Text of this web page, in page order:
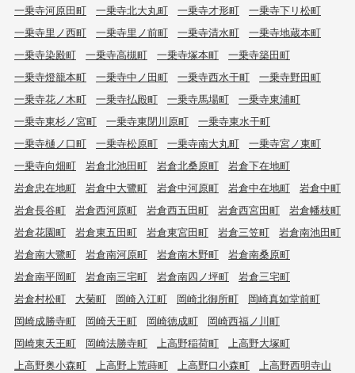
一乗寺河原田町 一乗寺北大丸町 一乗寺才形町
一乗寺下リ松町
一乗寺里ノ西町
一乗寺里ノ前町 一乗寺清水町
一乗寺地蔵本町
一乗寺染殿町
一乗寺高槻町 一乗寺塚本町
一乗寺築田町
一乗寺燈籠本町
一乗寺中ノ田町 一乗寺西水干町
一乗寺野田町
一乗寺花ノ木町
一乗寺払殿町 一乗寺馬場町
一乗寺東浦町
一乗寺東杉ノ宮町
一乗寺東閉川原町
一乗寺東水干町
一乗寺樋ノ口町
一乗寺松原町 一乗寺南大丸町
一乗寺宮ノ東町
一乗寺向畑町
岩倉北池田町 岩倉北桑原町
岩倉下在地町
岩倉忠在地町
岩倉中大鷺町 岩倉中河原町 岩倉中在地町
岩倉中町
岩倉長谷町
岩倉西河原町 岩倉西五田町 岩倉西宮田町
岩倉幡枝町
岩倉花園町
岩倉東五田町 岩倉東宮田町 岩倉三笠町
岩倉南池田町
岩倉南大鷺町
岩倉南河原町 岩倉南木野町
岩倉南桑原町
岩倉南平岡町
岩倉南三宅町 岩倉南四ノ坪町
岩倉三宅町
岩倉村松町
大菊町 岡崎入江町 岡崎北御所町
岡崎真如堂前町
岡崎成勝寺町
岡崎天王町 岡崎徳成町
岡崎西福ノ川町
岡崎東天王町
岡崎法勝寺町 上高野稲荷町
上高野大塚町
上高野奥小森町
上高野上荒蒔町 上高野口小森町
上高野西明寺山